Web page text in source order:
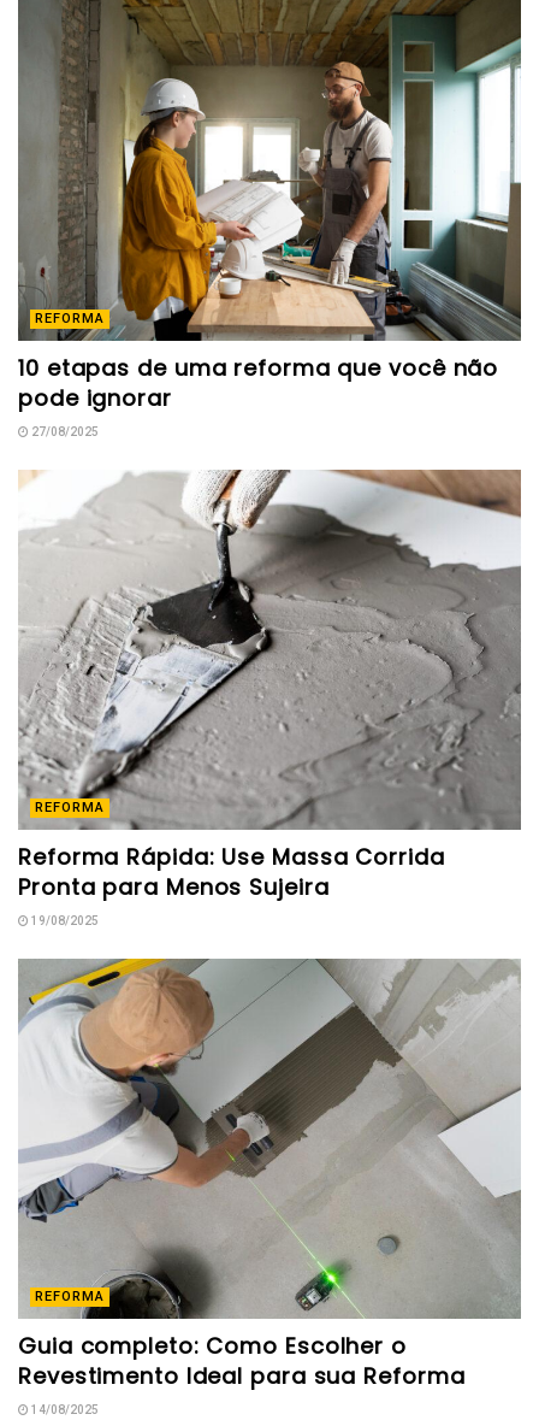
REFORMA
10 etapas de uma reforma que você não
pode ignorar
27/08/2025
REFORMA
Reforma Rápida: Use Massa Corrida
Pronta para Menos Sujeira
19/08/2025
REFORMA
Guia completo: Como Escolher o
Revestimento Ideal para sua Reforma
14/08/2025